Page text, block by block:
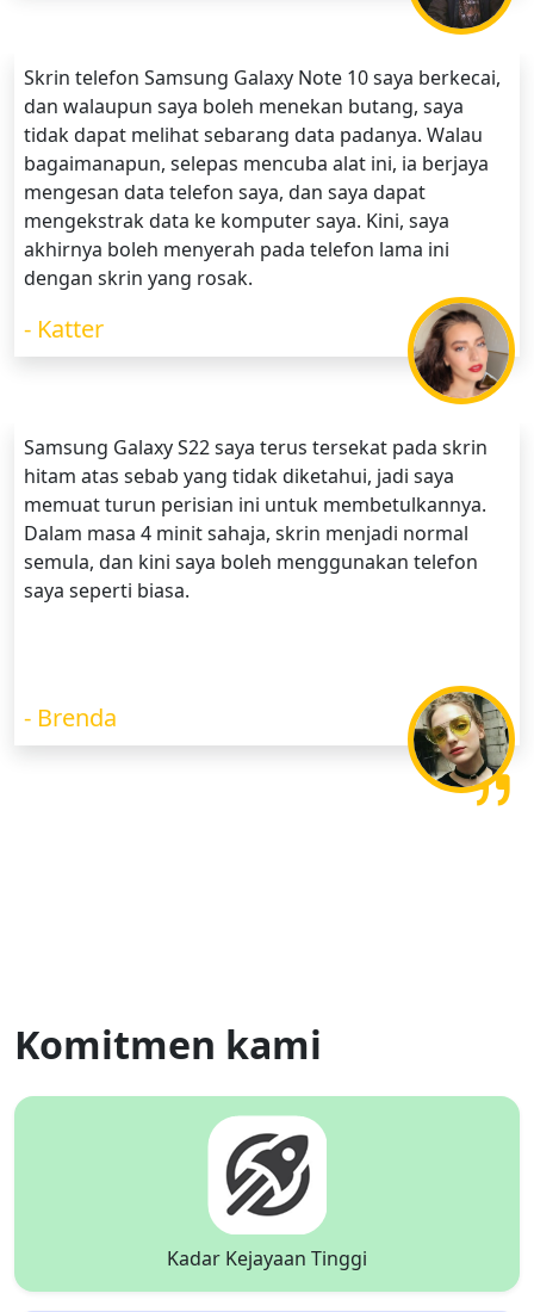
Skrin telefon Samsung Galaxy Note 10 saya berkecai,
dan walaupun saya boleh menekan butang, saya
tidak dapat melihat sebarang data padanya. Walau
bagaimanapun, selepas mencuba alat ini, ia berjaya
mengesan data telefon saya, dan saya dapat
mengekstrak data ke komputer saya. Kini, saya
akhirnya boleh menyerah pada telefon lama ini
dengan skrin yang rosak.
- Katter
Samsung Galaxy S22 saya terus tersekat pada skrin
hitam atas sebab yang tidak diketahui, jadi saya
memuat turun perisian ini untuk membetulkannya.
Dalam masa 4 minit sahaja, skrin menjadi normal
semula, dan kini saya boleh menggunakan telefon
saya seperti biasa.
- Brenda
Komitmen kami
Kadar Kejayaan Tinggi